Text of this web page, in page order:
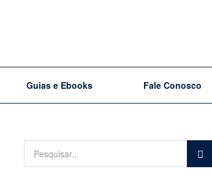
Guias e Ebooks Fale Conosco